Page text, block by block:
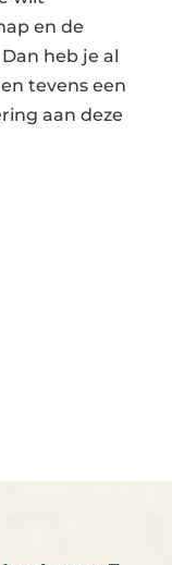
en de
heb je al
tevens een
aan deze